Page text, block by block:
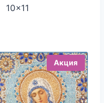
10x11
Акция